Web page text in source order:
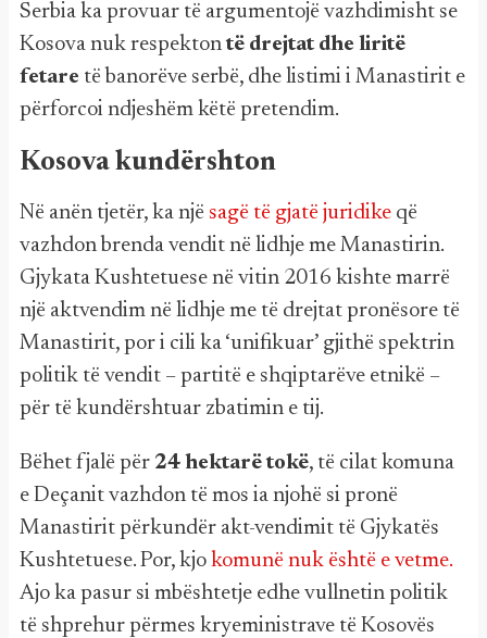
Serbia ka provuar të argumentojë vazhdimisht se
Kosova nuk respektontë drejtat dhe liritë
fetare të banorëve serbë, dhe listimi i Manastirit e
përforcoi ndjeshëm këtë pretendim.
Kosova kundërshton
Në anën tjetër, ka një sagë të gjatë juridike që
vazhdon brenda vendit në lidhje me Manastirin.
Gjykata Kushtetuese në vitin 2016 kishte marrë
një aktvendim në lidhje me të drejtat pronësore të
Manastirit, por i cili ka ‘unifikuar’ gjithë spektrin
politik të vendit – partitë e shqiptarëve etnikë –
për të kundërshtuar zbatimin e tij.
Bëhet fjalë për 24 hektarë tokë, të cilat komuna
e Deçanit vazhdon të mos ia njohë si pronë
Manastirit përkundër akt-vendimit të Gjykatës
Kushtetuese. Por, kjo komunë nuk është e vetme.
Ajo ka pasur si mbështetje edhe vullnetin politik
të shprehur përmes kryeministrave të Kosovës